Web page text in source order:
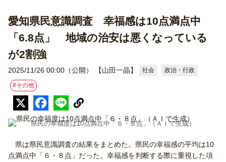
愛知県民意識調査 幸福感は10点満点中
「6.8点」 地域の治安は悪くなっている
が2割強
2025/11/26 00:00（公開） 【山田一晶】 社会 政治・行政
#その他
県民の幸福度は10点満点中「６・８点」（ＡＩで生成）
県は県民意識調査の結果をまとめた。県民の幸福感の平均は10
点満点中「６・８点」だった。幸福感を判断する際に重視した項